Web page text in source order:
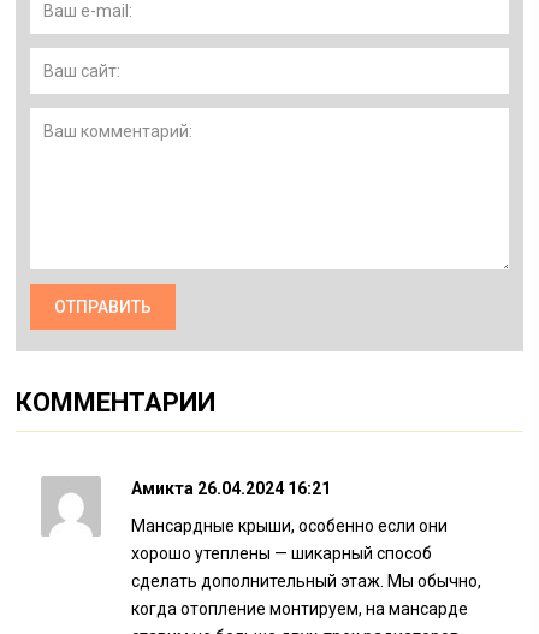
КОММЕНТАРИИ
Амикта 26.04.2024 16:21
Мансардные крыши, особенно если они
хорошо утеплены — шикарный способ
сделать дополнительный этаж. Мы обычно,
когда отопление монтируем, на мансарде